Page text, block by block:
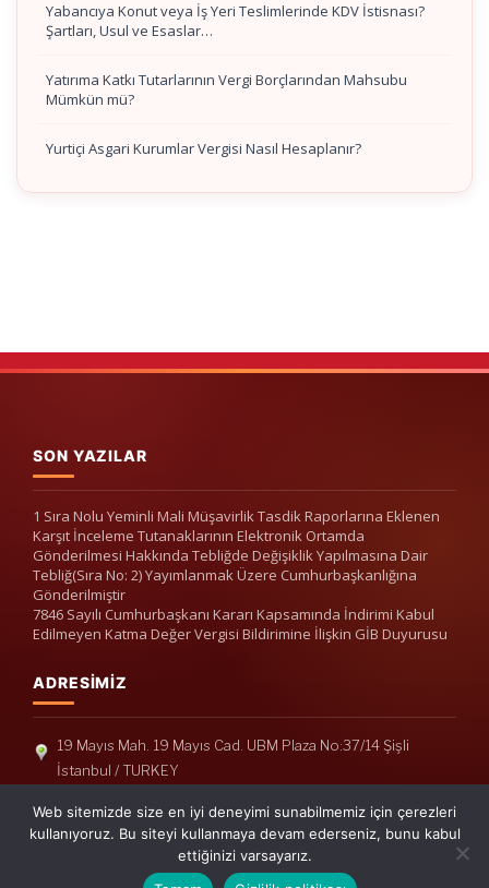
Yabancıya Konut veya İş Yeri Teslimlerinde KDV İstisnası?
Şartları, Usul ve Esaslar…
Yatırıma Katkı Tutarlarının Vergi Borçlarından Mahsubu
Mümkün mü?
Yurtiçi Asgari Kurumlar Vergisi Nasıl Hesaplanır?
SON YAZILAR
1 Sıra Nolu Yeminli Mali Müşavirlik Tasdik Raporlarına Eklenen
Karşıt İnceleme Tutanaklarının Elektronik Ortamda
Gönderilmesi Hakkında Tebliğde Değişiklik Yapılmasına Dair
Tebliğ(Sıra No: 2) Yayımlanmak Üzere Cumhurbaşkanlığına
Gönderilmiştir
7846 Sayılı Cumhurbaşkanı Kararı Kapsamında İndirimi Kabul
Edilmeyen Katma Değer Vergisi Bildirimine İlişkin GİB Duyurusu
ADRESIMIZ
19 Mayıs Mah. 19 Mayıs Cad. UBM Plaza No:37/14 Şişli
İstanbul / TURKEY
Telefon: +90(212) 240 33 39
Telefon: +90(212) 248 19 36
info@erisymm.com
Web sitemizde size en iyi deneyimi sunabilmemiz için çerezleri
kullanıyoruz. Bu siteyi kullanmaya devam ederseniz, bunu kabul
ettiğinizi varsayarız.